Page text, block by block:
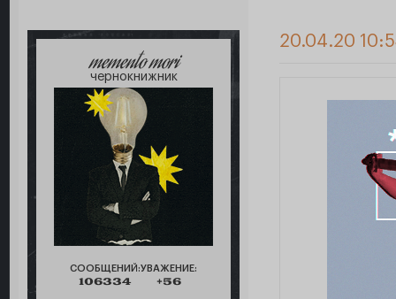
memento mori
чернокнижник
СООБЩЕНИЙ:
106334
УВАЖЕНИЕ:
+56
20.04.20